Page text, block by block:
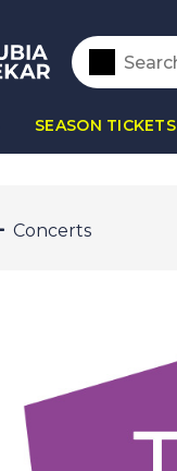
SEASON TICKETS
Concerts